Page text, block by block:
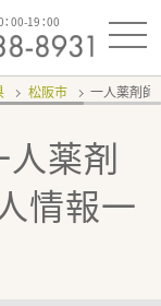
00-19：00
松阪市 一人薬剤師
人薬剤
情報一